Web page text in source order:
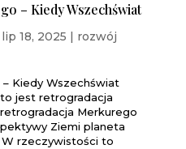
– Kiedy Wszechświat
lip 18, 2025
rozwój
Kiedy Wszechświat
to jest retrogradacja
Merkurego
Ziemi planeta
W rzeczywistości to